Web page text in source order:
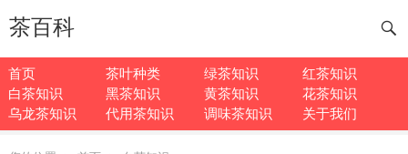
茶百科
首页 茶叶种类 绿茶知识
红茶知识
白茶知识
黑茶知识 黄茶知识
花茶知识
乌龙茶知识
代用茶知识 调味茶知识 关于我们